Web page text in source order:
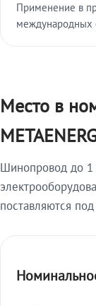
Применение в
международных
Место в
Шинопровод до 1
поставляются